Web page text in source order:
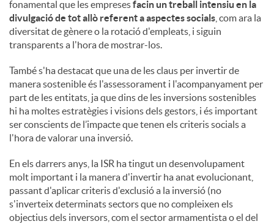
fonamental que les empresesfacin un treball intensiu en la
divulgació de tot allò referent a aspectes socials , com ara la
diversitat de gènere o la rotació d'empleats, i siguin
transparents a l'hora de mostrar-los.
També s'ha destacat que una de les claus per invertir de
manera sostenible és l'assessorament i l'acompanyament per
part de les entitats, ja que dins de les inversions sostenibles
hi ha moltes estratègies i visions dels gestors, i és important
ser conscients de l’impacte que tenen els criteris socials a
l'hora de valorar una inversió.
En els darrers anys, la ISR ha tingut un desenvolupament
molt important i la manera d'invertir ha anat evolucionant,
passant d'aplicar criteris d'exclusió a la inversió (no
s'inverteix determinats sectors que no compleixen els
objectius dels inversors, com el sector armamentista o el del